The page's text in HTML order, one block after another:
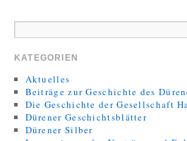
KATEGORIEN
Aktuelles
Beiträge zur Geschichte des
Die Geschichte der Gesellschaft
Dürener Geschichtsblätter
Dürener Silber